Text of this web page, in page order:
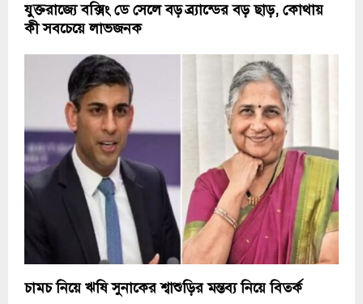
যুক্তরাজ্যে বক্সিং ডে সেলে বড় ব্র্যান্ডের বড় ছাড়, কোথায়
কী সবচেয়ে লাভজনক
চামচ নিয়ে ঋষি সুনাকের শ্বাশুড়ির মন্তব্য নিয়ে বিতর্ক